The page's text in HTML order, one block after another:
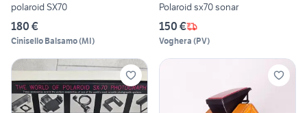
polaroid SX70
180 €
Cinisello Balsamo(MI)
Polaroid sx70 sonar
150 €
Voghera (PV)